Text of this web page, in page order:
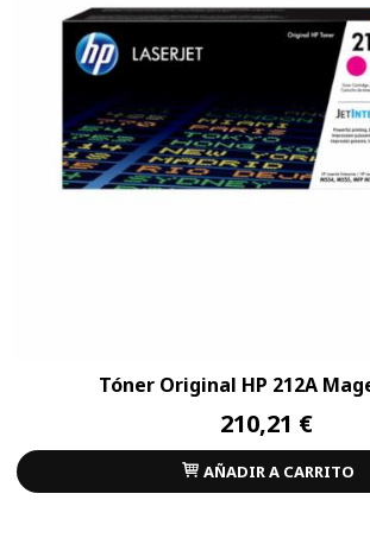
Tóner Original HP 212A
210,21 €
AÑADIR A CARRITO